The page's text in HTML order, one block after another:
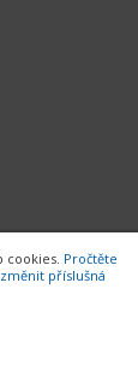
10, tel.:
cookies. Pročtěte
příslušná